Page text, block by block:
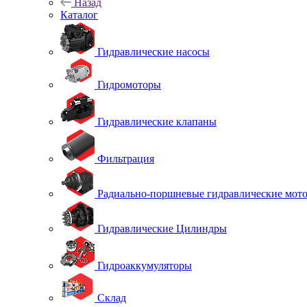
Назад
Каталог
Гидравлические насосы
Гидромоторы
Гидравлические клапаны
Фильтрация
Радиально-поршневые гидравлические
Гидравлические Цилиндры
Гидроаккумуляторы
Склад